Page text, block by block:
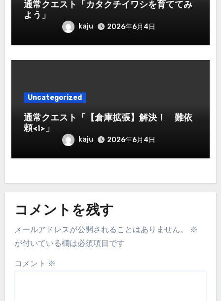
通常クエスト「カタクチイワシを育ててみ
よう」
kaju 2026年6月4日
Uncategorized
通常クエスト「【倉庫拡張】解決！ 難依
頼<1>」
kaju 2026年6月4日
コメントを残す
メールアドレスが公開されることはありません。
※
が付いている欄は必須項目です
コメント ※